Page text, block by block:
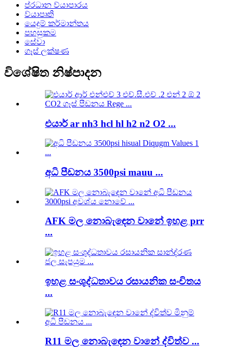
ප්රධාන ව්යාපාරය
ව්යාපෘති
යෙදුම් කර්මාන්තය
පහසුකම
සේවා
ගෑස් ලක්ෂණ
විශේෂිත නිෂ්පාදන
එයාර් ar nh3 hcl hl h2 n2 O2 ...
අධි පීඩනය 3500psi mauu ...
AFK මල නොබැඳෙන වානේ ඉහළ prr
...
ඉහළ සංශුද්ධතාවය රසායනික සංචිතය
...
R11 මල නොබැඳෙන වානේ ද්විත්ව ...